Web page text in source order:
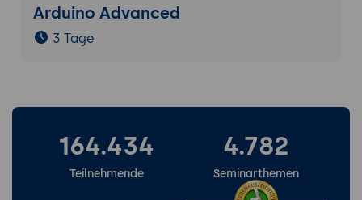
Arduino Advanced
3 Tage
164.434
Teilnehmende
4.782
Seminarthemen